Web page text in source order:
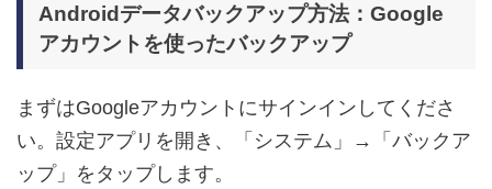
Androidデータバックアップ方法：Google
アカウントを使ったバックアップ
まずはGoogleアカウントにサインインしてくださ
い。設定アプリを開き、「システム」→「バックア
ップ」をタップします。